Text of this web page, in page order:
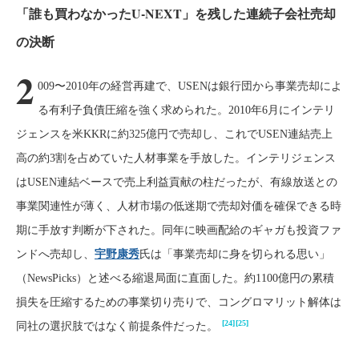
「誰も買わなかったU-NEXT」を残した連続子会社売却
の決断
2 009〜2010年の経営再建で、USENは銀行団から事業売却によ
る有利子負債圧縮を強く求められた。2010年6月にインテリ
ジェンスを米KKRに約325億円で売却し、これでUSEN連結売上
高の約3割を占めていた人材事業を手放した。インテリジェンス
はUSEN連結ベースで売上利益貢献の柱だったが、有線放送との
事業関連性が薄く、人材市場の低迷期で売却対価を確保できる時
期に手放す判断が下された。同年に映画配給のギャガも投資ファ
ンドへ売却し、 宇野康秀氏は「事業売却に身を切られる思い」
（NewsPicks）と述べる縮退局面に直面した。約1100億円の累積
損失を圧縮するための事業切り売りで、コングロマリット解体は
同社の選択肢ではなく前提条件だった。
[24][25]